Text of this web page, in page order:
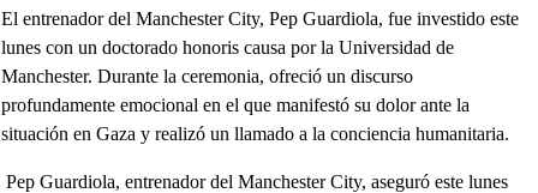
El entrenador del Manchester City, Pep Guardiola, fue investido este
lunes con un doctorado honoris causa por la Universidad de
Manchester. Durante la ceremonia, ofreció un discurso
profundamente emocional en el que manifestó su dolor ante la
situación en Gaza y realizó un llamado a la conciencia humanitaria.
Pep Guardiola, entrenador del Manchester City, aseguró este lunes